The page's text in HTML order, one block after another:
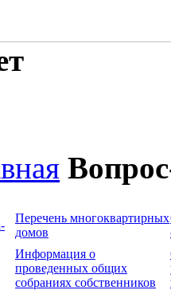
Перечень многоквартирных
домов
Информация о
проведенных общих
собраниях собственников